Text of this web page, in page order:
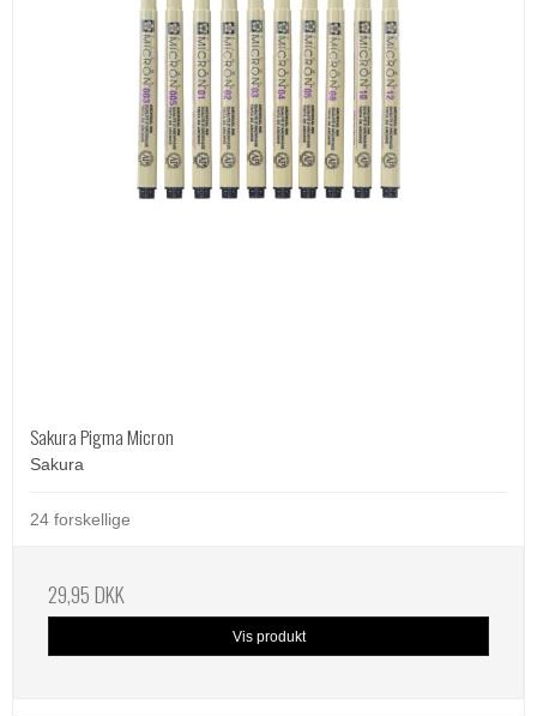
Sakura Pigma Micron
Sakura
24 forskellige
29,95 DKK
Vis produkt